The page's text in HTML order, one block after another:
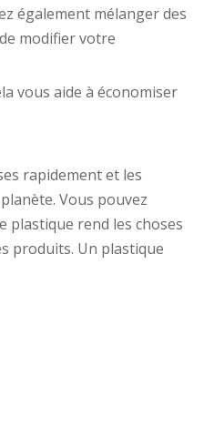
également mélanger des
modifier votre
vous aide à économiser
rapidement et les
Vous pouvez
plastique rend les choses
produits. Un plastique